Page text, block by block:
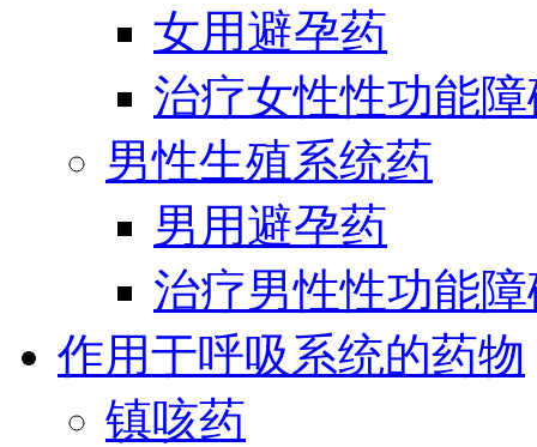
女用避孕药
治疗女性性功能
男性生殖系统药
男用避孕药
治疗男性性功能
作用于呼吸系统的药物
镇咳药